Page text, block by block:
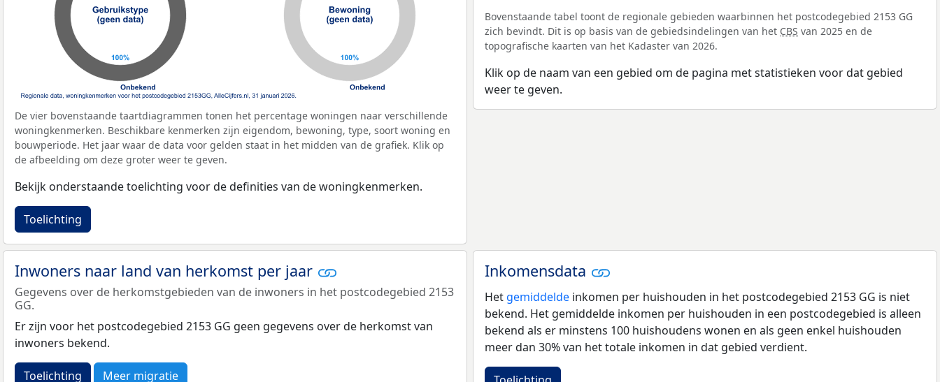
De vier bovenstaande taartdiagrammen tonen het percentage woningen naar verschillende
woningkenmerken. Beschikbare kenmerken zijn eigendom, bewoning, type, soort woning en
bouwperiode. Het jaar waar de data voor gelden staat in het midden van de grafiek. Klik op
de afbeelding om deze groter weer te geven.
Bekijk onderstaande toelichting voor de definities van de woningkenmerken.
Toelichting
Bovenstaande tabel toont de regionale gebieden waarbinnen het postcodegebied 2153 GG
zich bevindt. Dit is op basis van de gebiedsindelingen van het CBS van 2025 en de
topografische kaarten van het Kadaster van 2026.
Klik op de naam van een gebied om de pagina met statistieken voor dat gebied
weer te geven.
Inwoners naar land van herkomst per jaar
Gegevens over de herkomstgebieden van de inwoners in het postcodegebied 2153
GG.
Er zijn voor het postcodegebied 2153 GG geen gegevens over de herkomst van
inwoners bekend.
Toelichting Meer migratie
Inkomensdata
Het gemiddelde inkomen per huishouden in het postcodegebied 2153 GG is niet
bekend. Het gemiddelde inkomen per huishouden in een postcodegebied is alleen
bekend als er minstens 100 huishoudens wonen en als geen enkel huishouden
meer dan 30% van het totale inkomen in dat gebied verdient.